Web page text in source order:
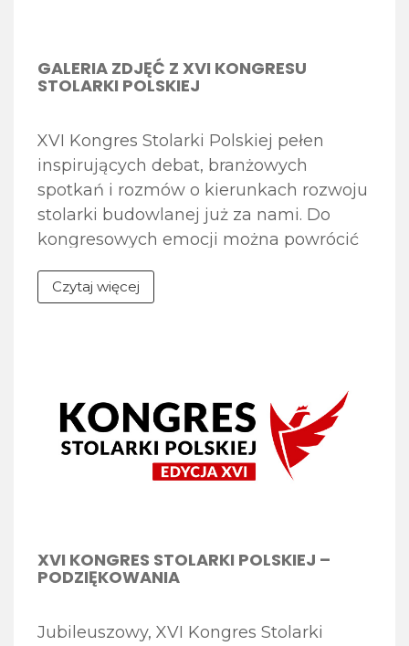
GALERIA ZDJĘĆ Z XVI KONGRESU
STOLARKI POLSKIEJ
XVI Kongres Stolarki Polskiej pełen
inspirujących debat, branżowych
spotkań i rozmów o kierunkach rozwoju
stolarki budowlanej już za nami. Do
kongresowych emocji można powrócić
stronie internetowej wydarzenia.
eksperckie, jubileuszowa Gala 30-lecia
Czytaj więcej
XVI KONGRES STOLARKI POLSKIEJ –
PODZIĘKOWANIA
Jubileuszowy, XVI Kongres Stolarki